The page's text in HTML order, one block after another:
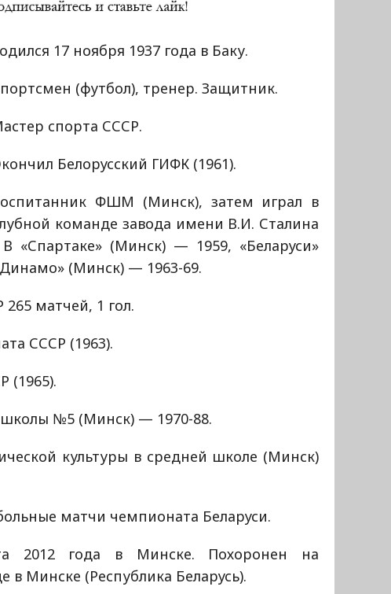
17 ноября 1937 года в Баку.
(футбол), тренер. Защитник.
спорта СССР.
Белорусский ГИФК (1961).
ФШМ (Минск), затем играл в
команде завода имени В.И. Сталина
«Спартаке» (Минск) — 1959, «Беларуси»
(Минск) — 1963-69.
матчей, 1 гол.
СССР (1963).
(1965).
№5 (Минск) — 1970-88.
культуры в средней школе (Минск)
матчи чемпионата Беларуси.
2012 года в Минске. Похоронен на
в Минске (Республика Беларусь).